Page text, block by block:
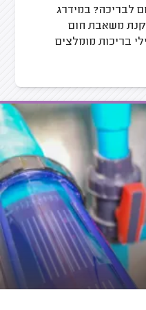
לבריכה? במידרג
משאבת חום
בריכות מומלצים